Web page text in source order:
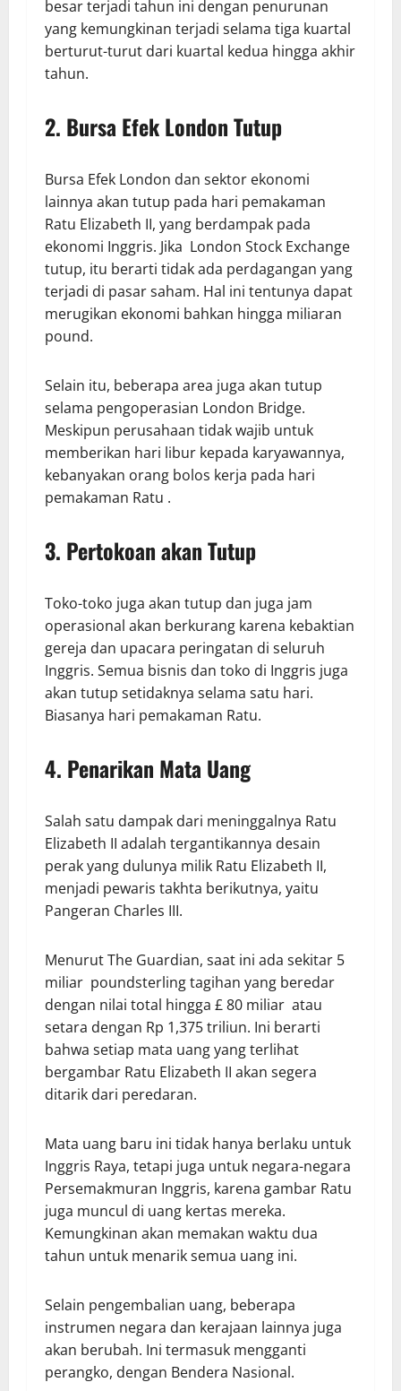
besar terjadi tahun ini dengan penurunan
yang kemungkinan terjadi selama tiga kuartal
berturut-turut dari kuartal kedua hingga akhir
tahun.
2. Bursa Efek London Tutup
Bursa Efek London dan sektor ekonomi
lainnya akan tutup pada hari pemakaman
Ratu Elizabeth II, yang berdampak pada
ekonomi Inggris. Jika London Stock Exchange
tutup, itu berarti tidak ada perdagangan yang
terjadi di pasar saham. Hal ini tentunya dapat
merugikan ekonomi bahkan hingga miliaran
pound.
Selain itu, beberapa area juga akan tutup
selama pengoperasian London Bridge.
Meskipun perusahaan tidak wajib untuk
memberikan hari libur kepada karyawannya,
kebanyakan orang bolos kerja pada hari
pemakaman Ratu .
3. Pertokoan akan Tutup
Toko-toko juga akan tutup dan juga jam
operasional akan berkurang karena kebaktian
gereja dan upacara peringatan di seluruh
Inggris. Semua bisnis dan toko di Inggris juga
akan tutup setidaknya selama satu hari.
Biasanya hari pemakaman Ratu.
4. Penarikan Mata Uang
Salah satu dampak dari meninggalnya Ratu
Elizabeth II adalah tergantikannya desain
perak yang dulunya milik Ratu Elizabeth II,
menjadi pewaris takhta berikutnya, yaitu
Pangeran Charles III.
Menurut The Guardian, saat ini ada sekitar 5
miliar poundsterling tagihan yang beredar
dengan nilai total hingga £ 80 miliar atau
setara dengan Rp 1,375 triliun. Ini berarti
bahwa setiap mata uang yang terlihat
bergambar Ratu Elizabeth II akan segera
ditarik dari peredaran.
Mata uang baru ini tidak hanya berlaku untuk
Inggris Raya, tetapi juga untuk negara-negara
Persemakmuran Inggris, karena gambar Ratu
juga muncul di uang kertas mereka.
Kemungkinan akan memakan waktu dua
tahun untuk menarik semua uang ini.
Selain pengembalian uang, beberapa
instrumen negara dan kerajaan lainnya juga
akan berubah. Ini termasuk mengganti
perangko, dengan Bendera Nasional.